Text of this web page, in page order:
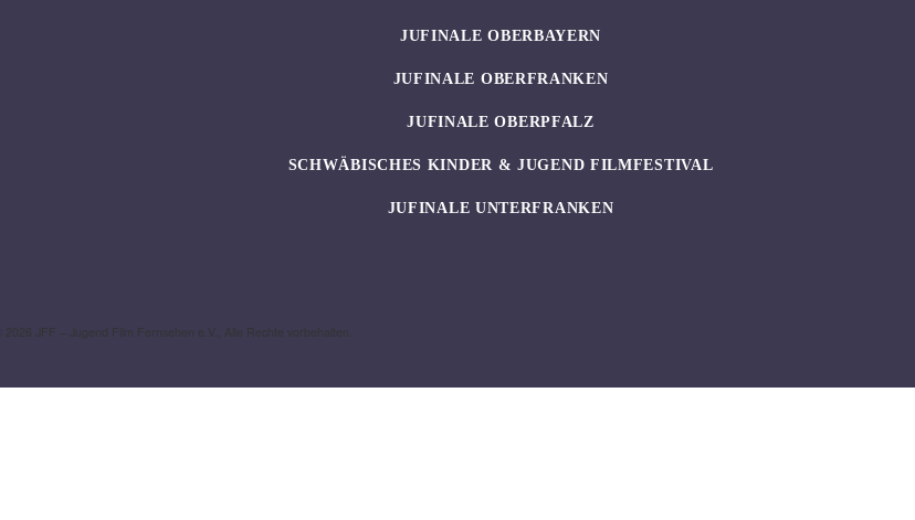
JUFINALE OBERBAYERN
JUFINALE OBERFRANKEN
JUFINALE OBERPFALZ
SCHWÄBISCHES KINDER & JUGEND FILMFESTIVAL
JUFINALE UNTERFRANKEN
© 2026 JFF – Jugend Film Fernsehen e.V., Alle Rechte vorbehalten.